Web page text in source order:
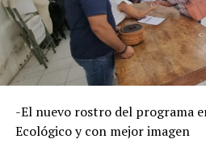
-El nuevo rostro del programa
Ecológico y con mejor imagen